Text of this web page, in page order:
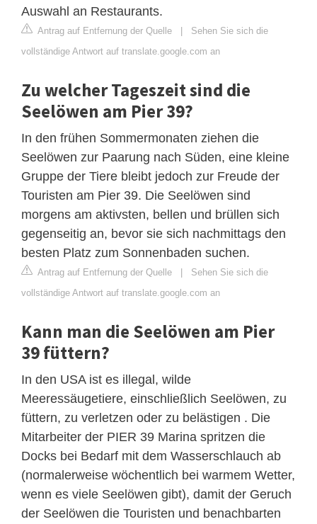
Auswahl an Restaurants.
Antrag auf Entfernung der Quelle | Sehen Sie sich die
vollständige Antwort auf translate.google.com an
Zu welcher Tageszeit sind die
Seelöwen am Pier 39?
In den frühen Sommermonaten ziehen die
Seelöwen zur Paarung nach Süden, eine kleine
Gruppe der Tiere bleibt jedoch zur Freude der
Touristen am Pier 39. Die Seelöwen sind
morgens am aktivsten, bellen und brüllen sich
gegenseitig an, bevor sie sich nachmittags den
besten Platz zum Sonnenbaden suchen.
Antrag auf Entfernung der Quelle | Sehen Sie sich die
vollständige Antwort auf translate.google.com an
Kann man die Seelöwen am Pier
39 füttern?
In den USA ist es illegal, wilde
Meeressäugetiere, einschließlich Seelöwen, zu
füttern, zu verletzen oder zu belästigen . Die
Mitarbeiter der PIER 39 Marina spritzen die
Docks bei Bedarf mit dem Wasserschlauch ab
(normalerweise wöchentlich bei warmem Wetter,
wenn es viele Seelöwen gibt), damit der Geruch
der Seelöwen die Touristen und benachbarten